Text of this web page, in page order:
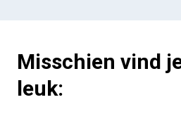
Misschien vind
leuk: